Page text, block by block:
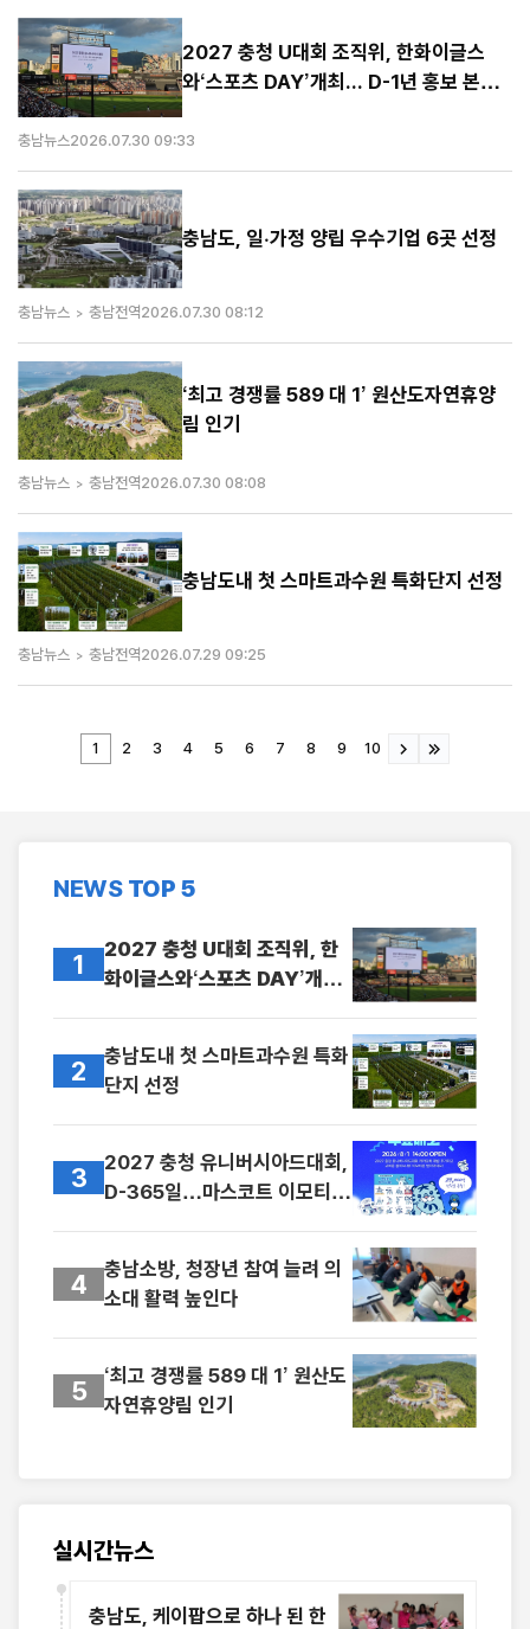
2027 충청 U대회 조직위, 한화이글스
와‘스포츠 DAY’개최... D-1년 홍보 본격
충남뉴스2026.07.30 09:33
충남도, 일·가정 양립 우수기업 6곳 선정
충남뉴스 충남전역2026.07.30 08:12
‘최고 경쟁률 589 대 1’ 원산도자연휴양
림 인기
충남뉴스 충남전역2026.07.30 08:08
충남도내 첫 스마트과수원 특화단지 선정
충남뉴스 충남전역2026.07.29 09:25
1 2 3 4 5 6 7 8 9 10
NEWS TOP 5
1
2027 충청 U대회 조직위, 한
화이글스와‘스포츠 DAY’개
2
충남도내 첫 스마트과수원 특화
단지 선정
3
2027 충청 유니버시아드대회,
D-365일…마스코트 이모티콘
4
충남소방, 청장년 참여 늘려 의
소대 활력 높인다
5
‘최고 경쟁률 589 대 1’ 원산도
자연휴양림 인기
실시간뉴스
충남도, 케이팝으로 하나 된 한